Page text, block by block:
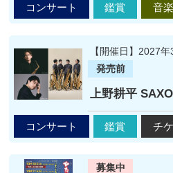
コンサート 鑑賞 音楽
【開催日】2027年
発売前
上野耕平
コンサート 鑑賞 チ
募集中